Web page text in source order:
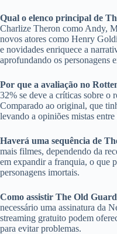
Qual o elenco principal de
Charlize Theron como Andy,
novos atores como Henry
e novidades enriquece a
aprofundando os personagens
Por que a avaliação no
32% se deve a críticas sobre o
Comparado ao original, que
levando a opiniões mistas
Haverá uma sequência de
mais filmes, dependendo da
em expandir a franquia, o que
personagens imortais.
Como assistir The Old
necessário uma assinatura da
streaming gratuito podem
para evitar problemas.